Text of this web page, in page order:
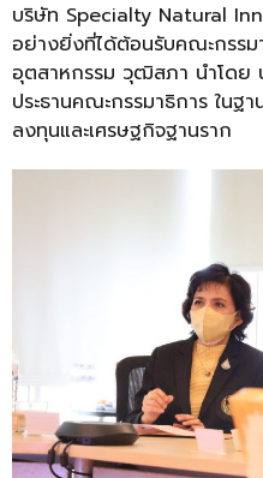
บริษัท Specialty Natural
อย่างยิ่งที่ได้ต้อนรับคณะกรร
อุตสาหกรรม วุฒิสภา นำโดย
ประธานคณะกรรมาธิการ ในฐ
ลงทุนและเศรษฐกิจฐานราก